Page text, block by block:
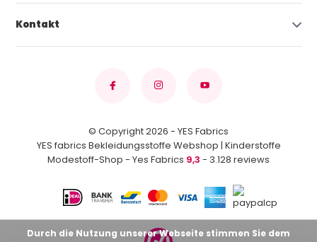
Kontakt
© Copyright 2026 - YES Fabrics
YES fabrics Bekleidungsstoffe Webshop | Kinderstoffe
Modestoff-Shop - Yes Fabrics 9,3 - 3.128 reviews
Durch die Nutzung unserer Webseite stimmen Sie dem